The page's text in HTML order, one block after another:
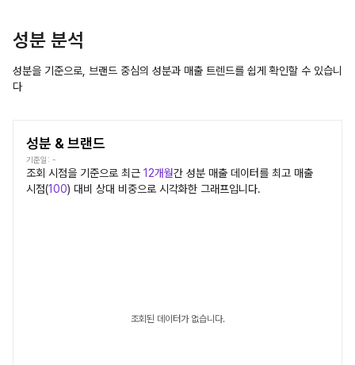
성분 분석
성분을 기준으로, 브랜드 중심의 성분과 매출 트렌드를 쉽게 확인할 수 있습니
다
성분 & 브랜드
기준일: -
조회 시점을 기준으로 최근 12개월간 성분 매출 데이터를 최고 매출
시점(100) 대비 상대 비중으로 시각화한 그래프입니다.
조회된 데이터가 없습니다.